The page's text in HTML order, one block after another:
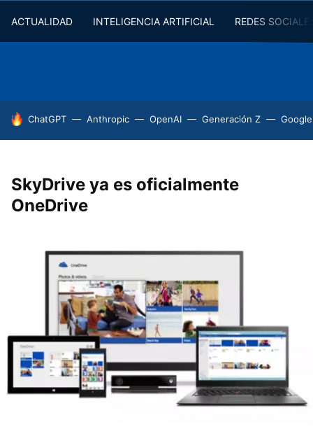
ACTUALIDAD INTELIGENCIA ARTIFICIAL REDES
HOY SE HABLA DE
ChatGPT Anthropic OpenAI Generación Z
SkyDrive ya es oficialmente
OneDrive